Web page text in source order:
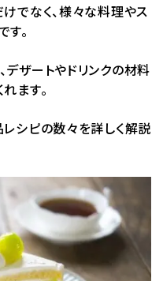
でなく、様々な料理やス
。
ザートやドリンクの材料
ます。
シピの数々を詳しく解説